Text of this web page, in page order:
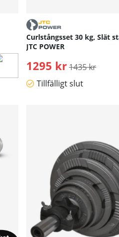
Curlstångsset 30 kg, Slät
JTC POWER
1295 kr Ordinarie pris:
1435 kr
Tillfälligt slut